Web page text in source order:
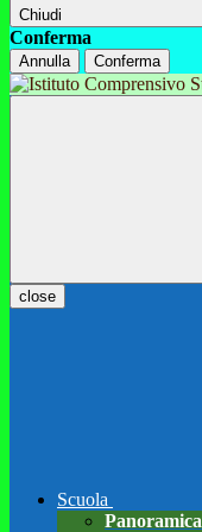
Chiudi
Conferma
Annulla Conferma
close
Scuola
Panoramica